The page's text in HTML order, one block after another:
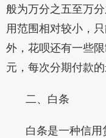
般为万分之五至万
用范围相对较小，
外，花呗还有一些
元，每次分期付款
二、白条
白条是一种信